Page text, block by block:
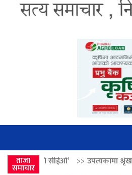
ताजा
समाचार
>>उपत्यकामा श्रृंखलाबद्ध सिक्री लुट्ने